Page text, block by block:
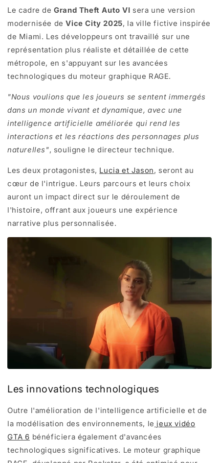
Le cadre deGrand Theft Auto VI sera une version
modernisée deVice City 2025, la ville fictive inspirée
de Miami. Les développeurs ont travaillé sur une
représentation plus réaliste et détaillée de cette
métropole, en s'appuyant sur les avancées
technologiques du moteur graphique RAGE.
"Nous voulions que les joueurs se sentent immergés
dans un monde vivant et dynamique, avec une
intelligence artificielle améliorée qui rend les
interactions et les réactions des personnages plus
naturelles", souligne le directeur technique.
Les deux protagonistes, Lucia et Jason, seront au
cœur de l'intrigue. Leurs parcours et leurs choix
auront un impact direct sur le déroulement de
l'histoire, offrant aux joueurs une expérience
narrative plus personnalisée.
Les innovations technologiques
Outre l'amélioration de l'intelligence artificielle et de
la modélisation des environnements, le jeux vidéo
GTA 6 bénéficiera également d'avancées
technologiques significatives. Le moteur graphique